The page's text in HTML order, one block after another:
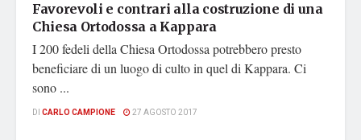
Favorevoli e contrari alla costruzione di una
Chiesa Ortodossa a Kappara
I 200 fedeli della Chiesa Ortodossa potrebbero presto
beneficiare di un luogo di culto in quel di Kappara. Ci
sono ...
DI CARLO CAMPIONE 27 AGOSTO 2017